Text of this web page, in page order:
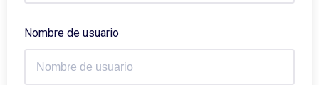
Nombre de usuario